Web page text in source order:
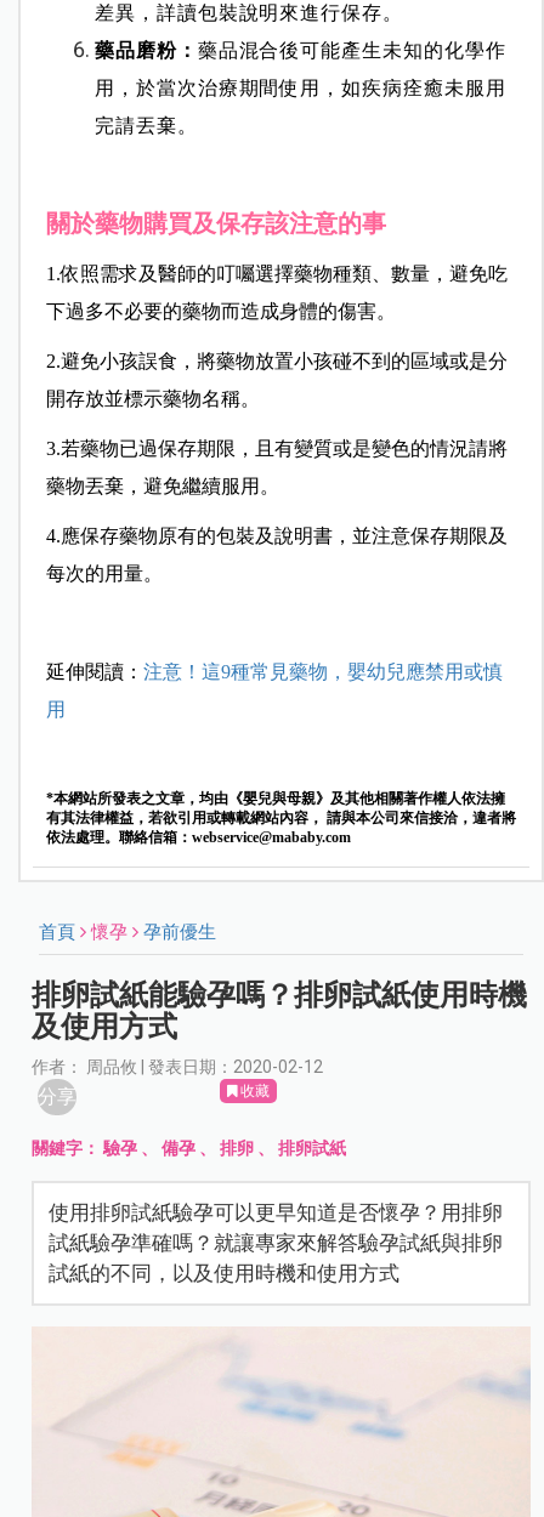
差異，詳讀包裝說明來進行保存。
藥品磨粉： 藥品混合後可能產生未知的化學作
用，於當次治療期間使用，如疾病痊癒未服用
完請丟棄。
關於藥物購買及保存該注意的事
1.依照需求及醫師的叮囑選擇藥物種類、數量，避免吃
下過多不必要的藥物而造成身體的傷害。
2.避免小孩誤食，將藥物放置小孩碰不到的區域或是分
開存放並標示藥物名稱。
3.若藥物已過保存期限，且有變質或是變色的情況請將
藥物丟棄，避免繼續服用。
4.應保存藥物原有的包裝及說明書，並注意保存期限及
每次的用量。
延伸閱讀： 注意！這9種常見藥物，嬰幼兒應禁用或慎
用
*本網站所發表之文章，均由《嬰兒與母親》及其他相關著作權人依法擁
有其法律權益，若欲引用或轉載網站內容， 請與本公司來信接洽，違者將
依法處理。聯絡信箱： webservice@mababy.com
首頁 懷孕 孕前優生
排卵試紙能驗孕嗎？排卵試紙使用時機
及使用方式
作者： 周品攸 | 發表日期：2020-02-12
分享 收藏
關鍵字：驗孕 、備孕 、排卵 、排卵試紙
使用排卵試紙驗孕可以更早知道是否懷孕？用排卵
試紙驗孕準確嗎？就讓專家來解答驗孕試紙與排卵
試紙的不同，以及使用時機和使用方式